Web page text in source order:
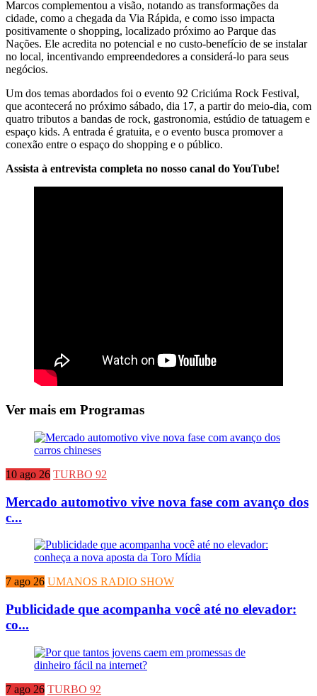
Marcos complementou a visão, notando as transformações da
cidade, como a chegada da Via Rápida, e como isso impacta
positivamente o shopping, localizado próximo ao Parque das
Nações. Ele acredita no potencial e no custo-benefício de se instalar
no local, incentivando empreendedores a considerá-lo para seus
negócios.
Um dos temas abordados foi o evento 92 Criciúma Rock Festival,
que acontecerá no próximo sábado, dia 17, a partir do meio-dia, com
quatro tributos a bandas de rock, gastronomia, estúdio de tatuagem e
espaço kids. A entrada é gratuita, e o evento busca promover a
conexão entre o espaço do shopping e o público.
Assista à entrevista completa no nosso canal do YouTube!
Ver mais em Programas
10 ago 26 TURBO 92
Mercado automotivo vive nova fase com avanço dos
c...
7 ago 26 UMANOS RADIO SHOW
Publicidade que acompanha você até no elevador:
co...
7 ago 26 TURBO 92